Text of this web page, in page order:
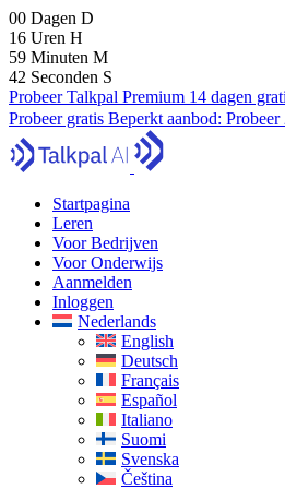
00 Dagen D
16 Uren H
59 Minuten M
41 Seconden S
Probeer Talkpal Premium 14 dagen
Probeer gratis Beperkt aanbod: Probeer
Startpagina
Leren
Voor Bedrijven
Voor Onderwijs
Aanmelden
Inloggen
Nederlands
English
Deutsch
Français
Español
Italiano
Suomi
Svenska
Čeština